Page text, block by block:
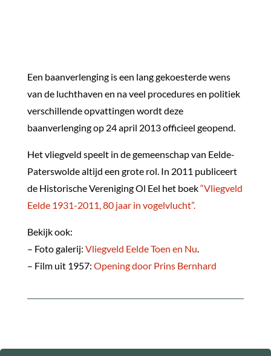
Een baanverlenging is een lang gekoesterde wens
van de luchthaven en na veel procedures en politiek
verschillende opvattingen wordt deze
baanverlenging op 24 april 2013 officieel geopend.
Het vliegveld speelt in de gemeenschap van Eelde-
Paterswolde altijd een grote rol. In 2011 publiceert
de Historische Vereniging Ol Eel het boek“Vliegveld
Eelde 1931-2011, 80 jaar in vogelvlucht”.
Bekijk ook:
– Foto galerij: Vliegveld Eelde Toen en Nu.
– Film uit 1957: Opening door Prins Bernhard